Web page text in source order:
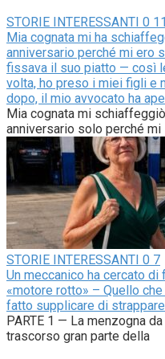
STORIE INTERESSANTI 0 11
Mia cognata mi ha
anniversario perché mi ero
fissava il suo piatto — così
volta, ho preso i miei figli e
dopo, il mio avvocato ha
Mia cognata mi
anniversario solo perché mi
STORIE INTERESSANTI 0 7
Un meccanico ha cercato
«motore rotto» – Quello
fatto supplicare di
PARTE 1 — La menzogna
trascorso gran parte della